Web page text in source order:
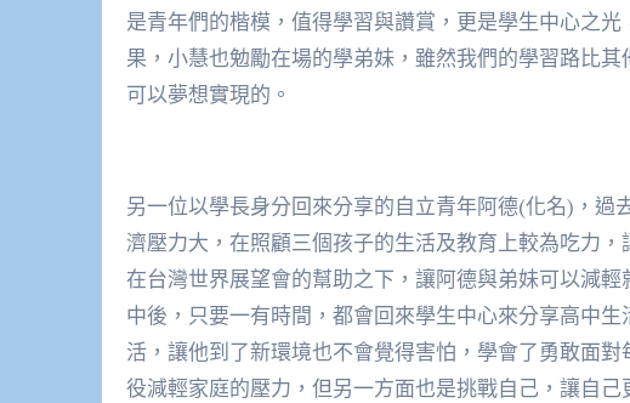
是青年們的楷模，值得學習與讚賞，更是學生中心之
果，小慧也勉勵在場的學弟妹，雖然我們的學習路比
可以夢想實現的。
另一位以學長身分回來分享的自立青年阿德(化名) ，過
濟壓力大，在照顧三個孩子的生活及教育上較為吃力
在台灣世界展望會的幫助之下，讓阿德與弟妹可以減
中後，只要一有時間，都會回來學生中心來分享高中
活，讓他到了新環境也不會覺得害怕，學會了勇敢面
役減輕家庭的壓力，但另一方面也是挑戰自己，讓自